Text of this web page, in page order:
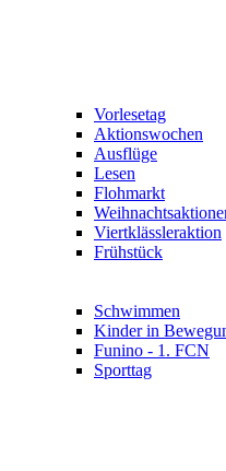
Vorlesetag
Aktionswochen
Ausflüge
Lesen
Flohmarkt
Viertklässleraktion
Frühstück
Schwimmen
Kinder in
Funino - 1. FCN
Sporttag